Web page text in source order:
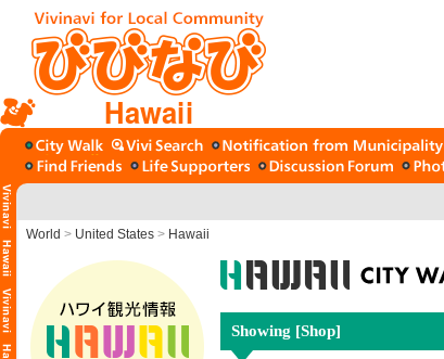
Hawaii
World > United States > Hawaii
Showing [Shop]